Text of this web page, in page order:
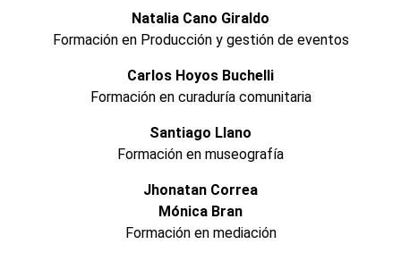
Natalia Cano Giraldo
Formación en Producción y gestión de eventos
Carlos Hoyos Buchelli
Formación en curaduría comunitaria
Santiago Llano
Formación en museografía
Jhonatan Correa
Mónica Bran
Formación en mediación